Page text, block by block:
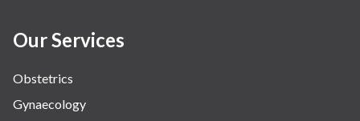
Our Services
Obstetrics
Gynaecology